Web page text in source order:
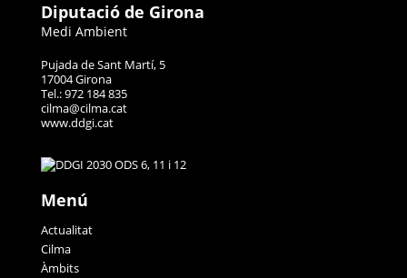
Diputació de Girona
Medi Ambient
Pujada de Sant Martí, 5
17004 Girona
Tel.: 972 184 835
cilma@cilma.cat
www.ddgi.cat
Menú
Actualitat
Cilma
Àmbits